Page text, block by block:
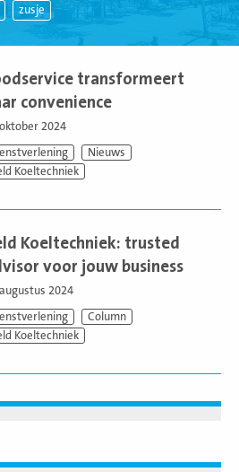
zusje
transformeert
convenience
2024
Nieuws
Koeltechniek
Koeltechniek: trusted
voor jouw business
2024
Column
Koeltechniek